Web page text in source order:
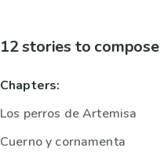
12 stories to compose
Chapters:
Los perros de Artemisa
Cuerno y cornamenta